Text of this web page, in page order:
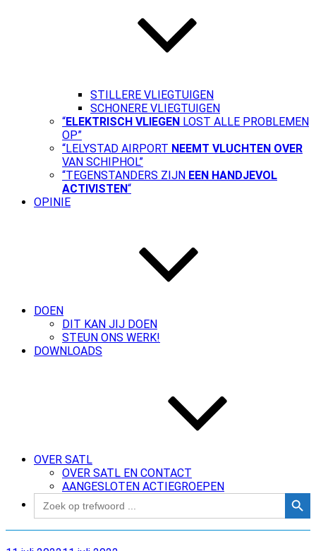
STILLERE VLIEGTUIGEN
SCHONERE VLIEGTUIGEN
“ELEKTRISCH VLIEGEN LOST ALLE PROBLEMEN
OP”
“LELYSTAD AIRPORT NEEMT VLUCHTEN OVER
VAN SCHIPHOL”
“TEGENSTANDERS ZIJN EEN HANDJEVOL
ACTIVISTEN“
OPINIE
DOEN
DIT KAN JIJ DOEN
STEUN ONS WERK!
DOWNLOADS
OVER SATL
OVER SATL EN CONTACT
AANGESLOTEN ACTIEGROEPEN
Zoek
naar: